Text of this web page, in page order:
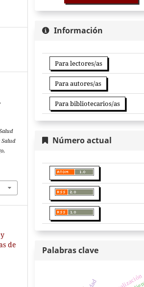
,
de
Información
Para lectores/as
Para autores/as
Para bibliotecarios/as
Número actual
Palabras clave